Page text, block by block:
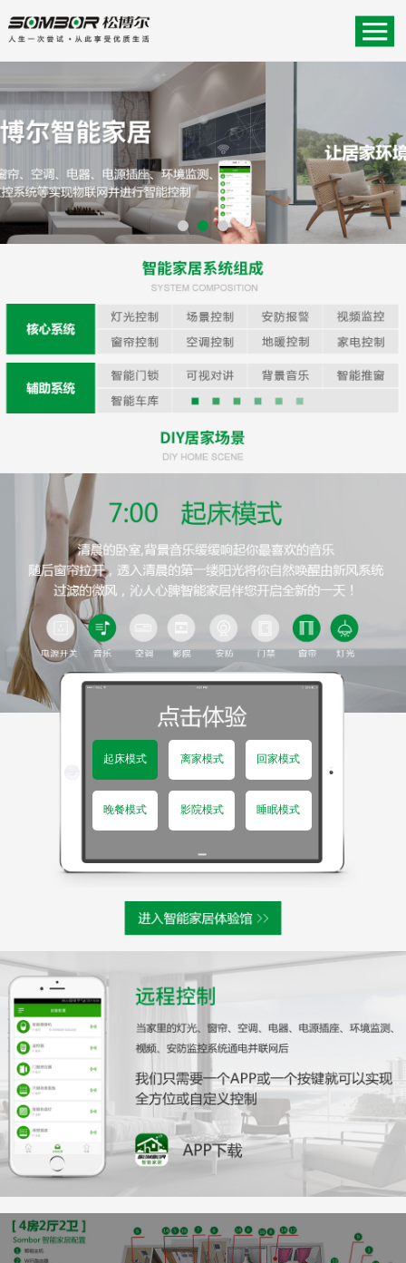
起床模式 离家模式 回家模式
晚餐模式 影院模式 睡眠模式